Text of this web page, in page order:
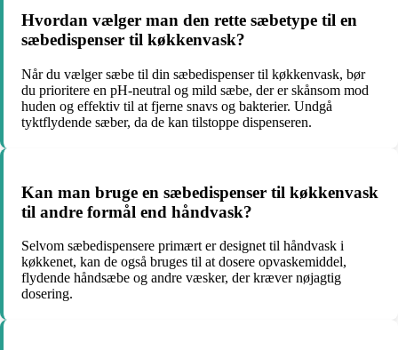
Hvordan vælger man den rette sæbetype til en
sæbedispenser til køkkenvask?
Når du vælger sæbe til din sæbedispenser til køkkenvask, bør
du prioritere en pH-neutral og mild sæbe, der er skånsom mod
huden og effektiv til at fjerne snavs og bakterier. Undgå
tyktflydende sæber, da de kan tilstoppe dispenseren.
Kan man bruge en sæbedispenser til køkkenvask
til andre formål end håndvask?
Selvom sæbedispensere primært er designet til håndvask i
køkkenet, kan de også bruges til at dosere opvaskemiddel,
flydende håndsæbe og andre væsker, der kræver nøjagtig
dosering.